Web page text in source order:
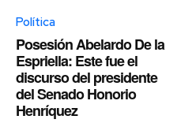
Política
Posesión Abelardo De la
Espriella: Este fue el
discurso del presidente
del Senado Honorio
Henríquez